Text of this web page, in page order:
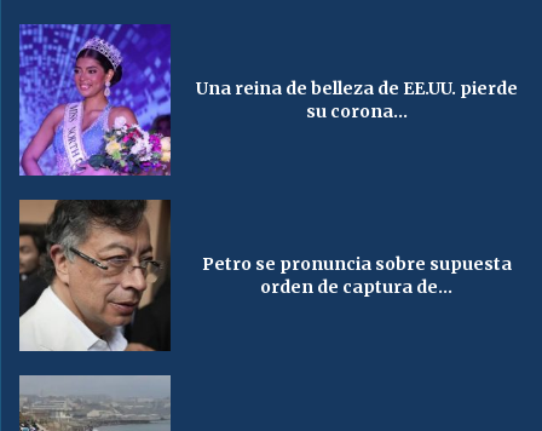
Una reina de belleza de EE.UU. pierde
su corona...
Petro se pronuncia sobre supuesta
orden de captura de...